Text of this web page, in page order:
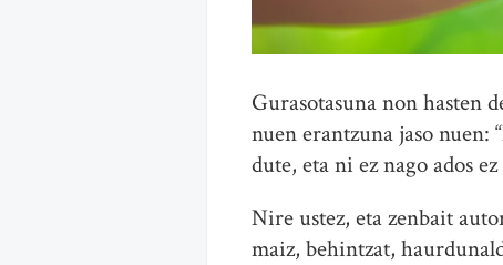
Gurasotasuna non hasten
nuen erantzuna jaso nuen:
dute, eta ni ez nago ados
Nire ustez, eta zenbait
maiz, behintzat,